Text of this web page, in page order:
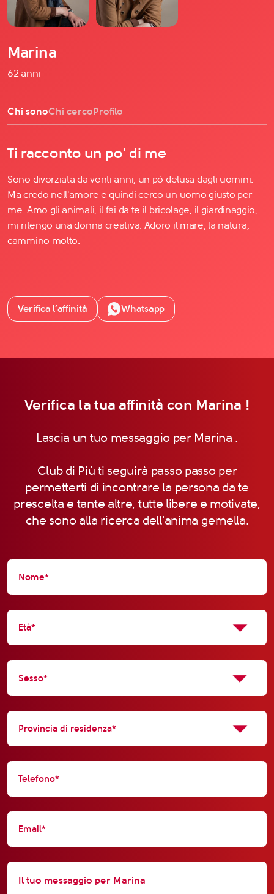
Marina
62 anni
Chi sonoChi cercoProfilo
Ti racconto un po' di me
Sono divorziata da venti anni, un pò delusa dagli uomini.
Ma credo nell'amore e quindi cerco un uomo giusto per
me. Amo gli animali, il fai da te il bricolage, il giardinaggio,
mi ritengo una donna creativa. Adoro il mare, la natura,
cammino molto.
Verifica l’affinità Whatsapp
Verifica la tua affinità con Marina !
Lascia un tuo messaggio per Marina .
Club di Più ti seguirà passo passo per
permetterti di incontrare la persona da te
prescelta e tante altre, tutte libere e motivate,
che sono alla ricerca dell'anima gemella.